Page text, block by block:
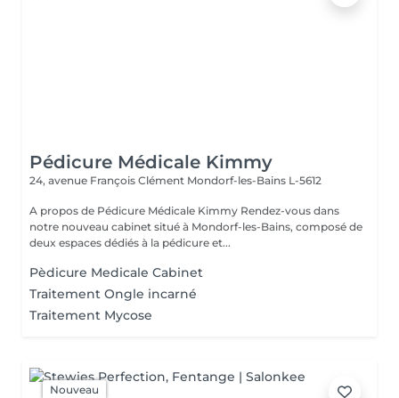
Pédicure Médicale Kimmy
24, avenue François Clément Mondorf-les-Bains L-5612
A propos de Pédicure Médicale Kimmy Rendez-vous dans
notre nouveau cabinet situé à Mondorf-les-Bains, composé de
deux espaces dédiés à la pédicure et...
Pèdicure Medicale Cabinet
Traitement Ongle incarné
Traitement Mycose
Nouveau